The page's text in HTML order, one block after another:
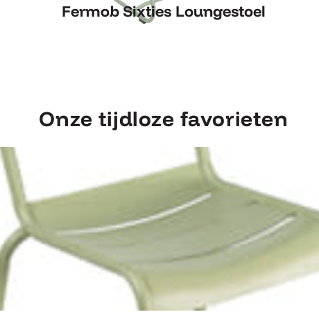
Fermob Sixties Loungestoel
Fermob Sixties Loungestoel
Onze tijdloze favorieten